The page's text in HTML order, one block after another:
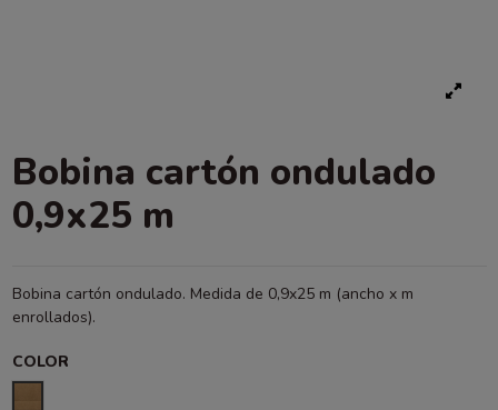
Bobina cartón ondulado
0,9x25 m
Bobina cartón ondulado. Medida de 0,9x25 m (ancho x m
enrollados).
COLOR